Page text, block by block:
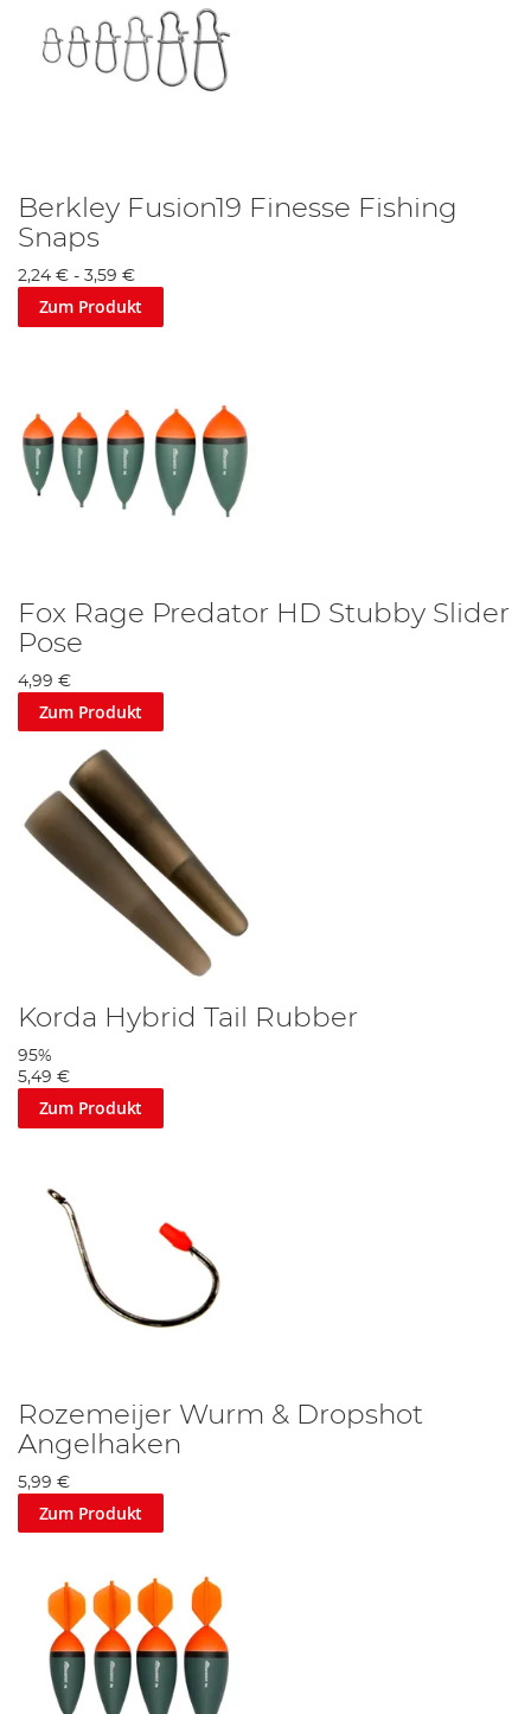
Berkley Fusion19 Finesse Fishing
Snaps
2,24 € - 3,59 €
Zum Produkt
Fox Rage Predator HD Stubby Slider
Pose
4,99 €
Zum Produkt
Korda Hybrid Tail Rubber
95%
5,49 €
Zum Produkt
Rozemeijer Wurm & Dropshot
Angelhaken
5,99 €
Zum Produkt